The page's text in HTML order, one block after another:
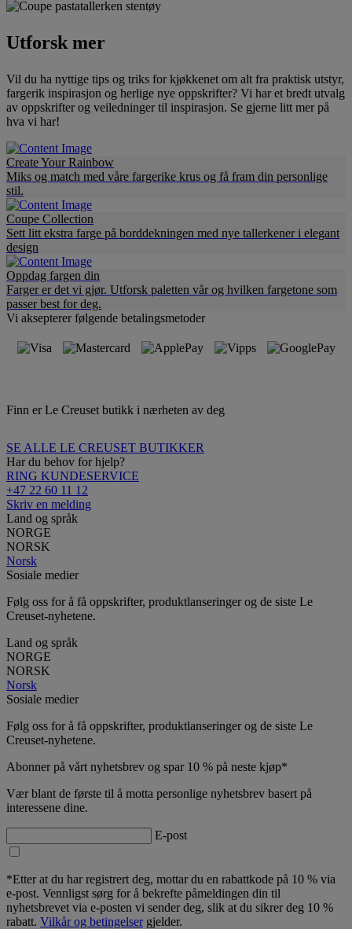
Utforsk mer
Vil du ha nyttige tips og triks for kjøkkenet om alt fra praktisk utstyr,
fargerik inspirasjon og herlige nye oppskrifter? Vi har et bredt utvalg
av oppskrifter og veiledninger til inspirasjon. Se gjerne litt mer på
hva vi har!
Create Your Rainbow
Miks og match med våre fargerike krus og få fram din personlige
stil.
Coupe Collection
Sett litt ekstra farge på borddekningen med nye tallerkener i elegant
design
Oppdag fargen din
Farger er det vi gjør. Utforsk paletten vår og hvilken fargetone som
passer best for deg.
Vi aksepterer følgende betalingsmetoder
Finn er Le Creuset butikk i nærheten av deg
SE ALLE LE CREUSET BUTIKKER
Har du behov for hjelp?
RING KUNDESERVICE
+47 22 60 11 12
Skriv en melding
Land og språk
NORGE
NORSK
Norsk
Sosiale medier
Følg oss for å få oppskrifter, produktlanseringer og de siste Le
Creuset-nyhetene.
Land og språk
NORGE
NORSK
Norsk
Sosiale medier
Følg oss for å få oppskrifter, produktlanseringer og de siste Le
Creuset-nyhetene.
Abonner på vårt nyhetsbrev og spar 10 % på neste kjøp*
Vær blant de første til å motta personlige nyhetsbrev basert på
interessene dine.
E-post
*Etter at du har registrert deg, mottar du en rabattkode på 10 % via
e-post. Vennligst sørg for å bekrefte påmeldingen din til
nyhetsbrevet via e-posten vi sender deg, slik at du sikrer deg 10 %
rabatt. Vilkår og betingelsergjelder.